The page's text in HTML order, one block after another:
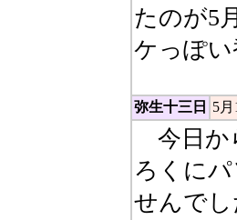
たのが5
ケっぽい
弥生十三日 5
今日か
ろくに
せんで